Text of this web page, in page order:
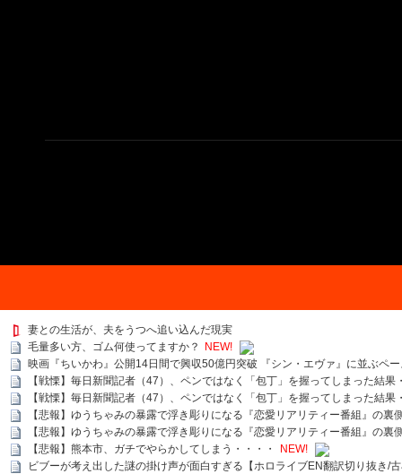
妻との生活が、夫をうつへ追い込んだ現実
毛量多い方、ゴム何使ってますか？
NEW!
映画『ちいかわ』公開14日間で興収50億円突破 『シン・エヴァ』に並ぶペ
【戦慄】毎日新聞記者（47）、ペンではなく「包丁」を握ってしまった結果
【戦慄】毎日新聞記者（47）、ペンではなく「包丁」を握ってしまった結果
【悲報】ゆうちゃみの暴露で浮き彫りになる『恋愛リアリティー番組』の裏
【悲報】ゆうちゃみの暴露で浮き彫りになる『恋愛リアリティー番組』の裏
【悲報】熊本市、ガチでやらかしてしまう・・・・
NEW!
ビブーが考え出した謎の掛け声が面白すぎる【ホロライブEN翻訳切り抜き/